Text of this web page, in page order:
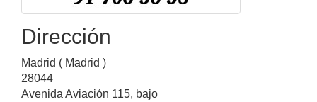
Dirección
Madrid ( Madrid )
28044
Avenida Aviación 115, bajo